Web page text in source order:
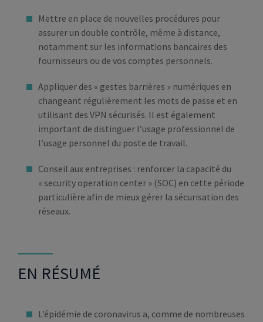
Mettre en place de nouvelles procédures pour
assurer un double contrôle, même à distance,
notamment sur les informations bancaires des
fournisseurs ou de vos comptes personnels.
Appliquer des « gestes barrières » numériques en
changeant régulièrement les mots de passe et en
utilisant des VPN sécurisés. Il est également
important de distinguer l’usage professionnel de
l’usage personnel du poste de travail.
Conseil aux entreprises : renforcer la capacité du
« security operation center » (SOC) en cette période
particulière afin de mieux gérer la sécurisation des
réseaux.
EN RÉSUMÉ
L’épidémie de coronavirus a, comme de nombreuses